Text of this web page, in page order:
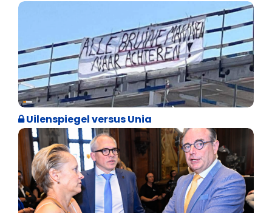
Cultuuroorlog
Uilenspiegel versus Unia